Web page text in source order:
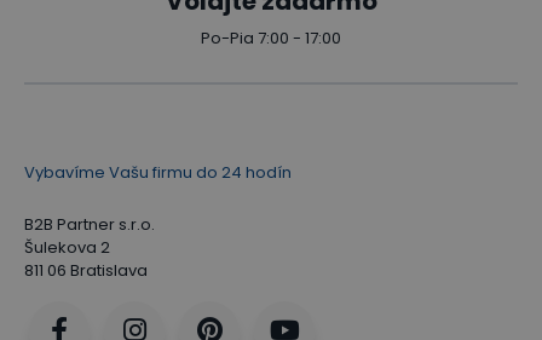
Po-Pia 7:00 - 17:00
Vybavíme Vašu firmu do 24 hodín
B2B Partner s.r.o.
Šulekova 2
811 06 Bratislava